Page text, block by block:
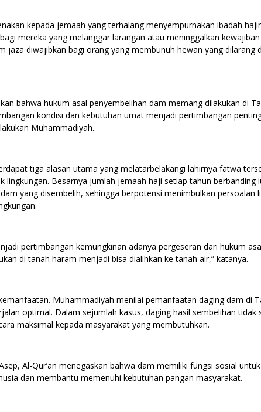
kepada jemaah yang terhalang menyempurnakan ibadah
mereka yang melanggar larangan atau meninggalkan
jaza diwajibkan bagi orang yang membunuh hewan yang dilarang
bahwa hukum asal penyembelihan dam memang dilakukan di
kondisi dan kebutuhan umat menjadi pertimbangan
Muhammadiyah.
tiga alasan utama yang melatarbelakangi lahirnya fatwa
lingkungan. Besarnya jumlah jemaah haji setiap tahun berbanding
yang disembelih, sehingga berpotensi menimbulkan persoalan
pertimbangan kemungkinan adanya pergeseran dari hukum
di tanah haram menjadi bisa dialihkan ke tanah air,” katanya.
Muhammadiyah menilai pemanfaatan daging dam di
optimal. Dalam sejumlah kasus, daging hasil sembelihan tidak
maksimal kepada masyarakat yang membutuhkan.
Al-Qur’an menegaskan bahwa dam memiliki fungsi sosial
dan membantu memenuhi kebutuhan pangan masyarakat.